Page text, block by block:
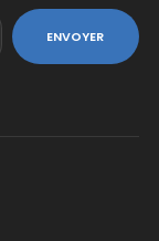
ENVOYER